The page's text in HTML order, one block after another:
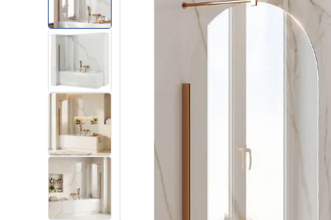
Линейни сифони
Комплект тоалетна чиния с
биде WC
Умивалници